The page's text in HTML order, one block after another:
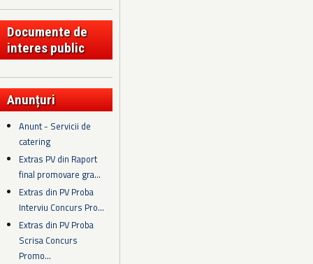
Documente de
interes public
Anunțuri
Anunt - Servicii de
catering
Extras PV din Raport
final promovare gra...
Extras din PV Proba
Interviu Concurs Pro...
Extras din PV Proba
Scrisa Concurs
Promo...